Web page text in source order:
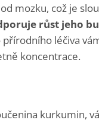
mozku, což je
růst jeho
léčiva
koncentrace.
kurkumin,